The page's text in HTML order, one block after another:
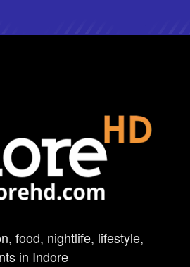
food, nightlife, lifestyle,
in Indore